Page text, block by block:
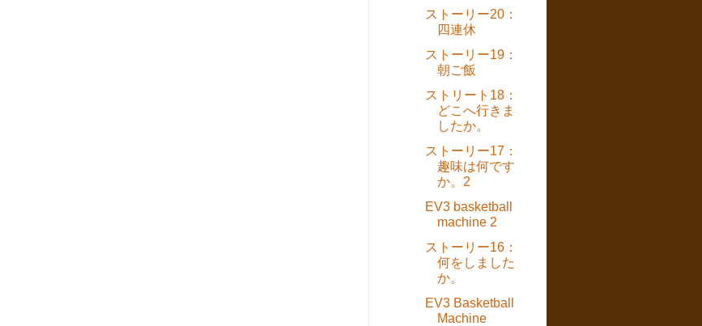
ストーリー20：
四連休
ストーリー19：
朝ご飯
ストリート18：
どこへ行きま
したか。
ストーリー17：
趣味は何です
か。2
EV3 basketball
machine 2
ストーリー16：
何をしました
か。
EV3 Basketball
Machine